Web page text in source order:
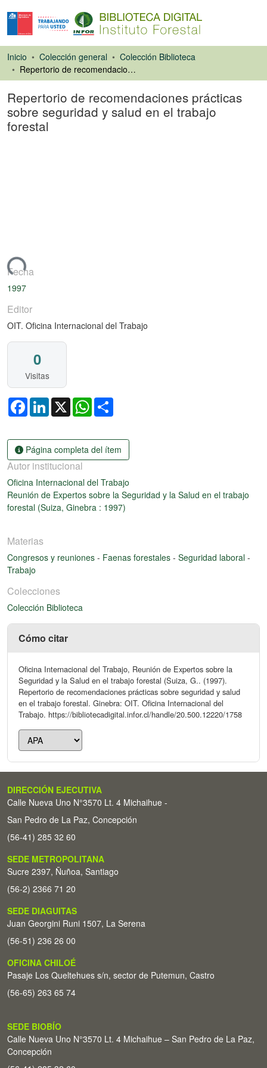
Inicio Colección general
Colección Biblioteca
Repertorio de recomendaciones prácticas sobre seguridad y salud en el trabajo forestal
Repertorio de recomendaciones prácticas
sobre seguridad y salud en el trabajo
forestal
Fecha
1997
Editor
OIT. Oficina Internacional del Trabajo
0
Visitas
FacebookLinkedIn
X WhatsApp
Página completa del ítem
Autor institucional
Oficina Internacional del Trabajo
Reunión de Expertos sobre la Seguridad y la Salud en el trabajo
forestal (Suiza, Ginebra : 1997)
Materias
Congresos y reuniones - Faenas forestales - Seguridad laboral -
Trabajo
Colecciones
Colección Biblioteca
Cómo citar
Oficina Internacional del Trabajo, Reunión de Expertos sobre la
Seguridad y la Salud en el trabajo forestal (Suiza, G.. (1997).
Repertorio de recomendaciones prácticas sobre seguridad y salud
en el trabajo forestal. Ginebra: OIT. Oficina Internacional del
Trabajo. https://bibliotecadigital.infor.cl/handle/20.500.12220/1758
DIRECCIÓN EJECUTIVA
Calle Nueva Uno N°3570 Lt. 4 Michaihue -
San Pedro de La Paz, Concepción
(56-41) 285 32 60
SEDE METROPOLITANA
Sucre 2397, Ñuñoa, Santiago
(56-2) 2366 71 20
SEDE DIAGUITAS
Juan Georgini Runi 1507, La Serena
(56-51) 236 26 00
OFICINA CHILOÉ
Pasaje Los Queltehues s/n, sector de Putemun, Castro
(56-65) 263 65 74
SEDE BIOBÍO
Calle Nueva Uno N°3570 Lt. 4 Michaihue – San Pedro de La Paz,
Concepción